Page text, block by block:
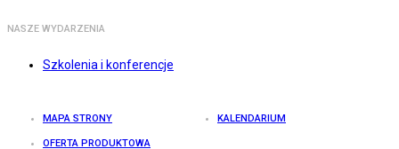
NASZE WYDARZENIA
Szkolenia i konferencje
MAPA STRONY KALENDARIUM
OFERTA PRODUKTOWA